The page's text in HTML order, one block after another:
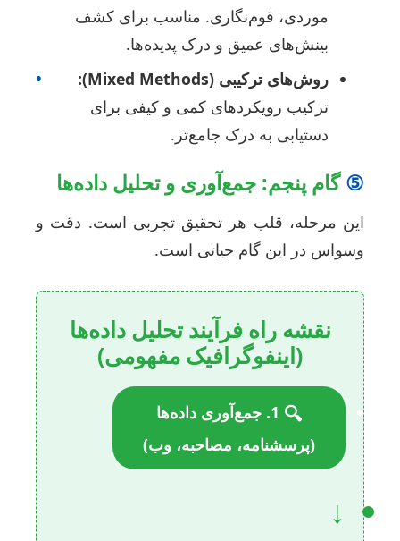
موردی، قوم‌نگاری. مناسب برای کشف
بینش‌های عمیق و درک پدیده‌ها.
•
روش‌های ترکیبی (Mixed Methods):
ترکیب رویکردهای کمی و کیفی برای
دستیابی به درک جامع‌تر.
گام پنجم: جمع‌آوری و تحلیل داده‌ها
مرحله، قلب هر تحقیق تجربی است. دقت و
در این گام حیاتی است.
نقشه راه فرآیند تحلیل داده‌ها
(اینفوگرافیک مفهومی)
1. جمع‌آوری داده‌ها
(پرسشنامه، مصاحبه، وب)
↓